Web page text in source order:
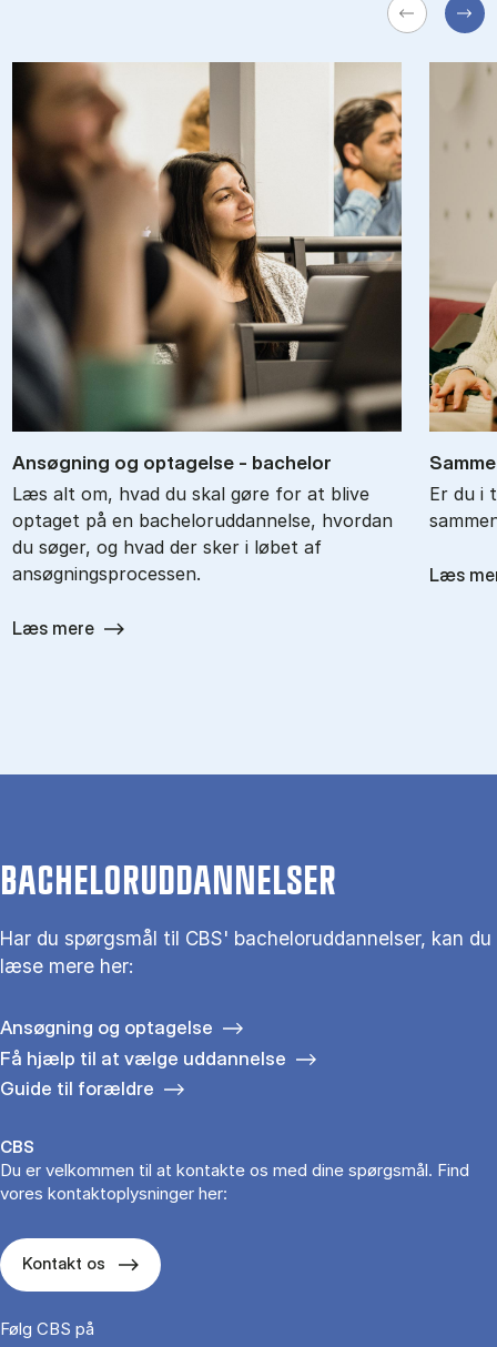
An­søg­ning og op­ta­gel­se - ba­chel­or
Læs alt om, hvad du skal gøre for at blive
optaget på en bacheloruddannelse, hvordan
du søger, og hvad der sker i løbet af
ansøgningsprocessen.
Læs mere
Er du i
Læs
BACHELORUDDANNELSER
Har du spørgsmål til CBS' bacheloruddannelser, kan du
læse mere her:
Ansøgning og optagelse
Få hjælp til at vælge uddannelse
Guide til forældre
CBS
Du er velkommen til at kontakte os med dine spørgsmål. Find
vores kontaktoplysninger her:
Kontakt os
Følg CBS på